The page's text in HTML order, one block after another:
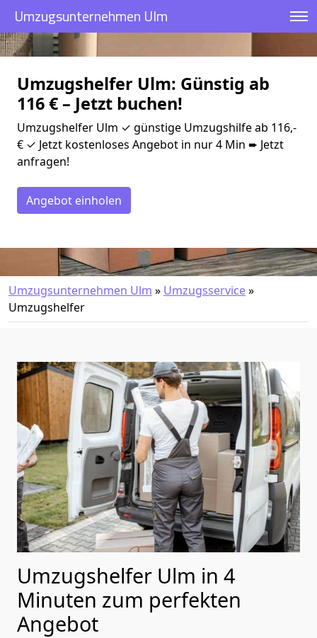
Umzugsunternehmen Ulm
Umzugshelfer Ulm: Günstig ab
116 € – Jetzt buchen!
Umzugshelfer Ulm ✓ günstige Umzugshilfe ab 116,-
€ ✓ Jetzt kostenloses Angebot in nur 4 Min ➨ Jetzt
anfragen!
Angebot einholen
Umzugsunternehmen Ulm » Umzugsservice»
Umzugshelfer
Umzugshelfer Ulm in 4
Minuten zum perfekten
Angebot